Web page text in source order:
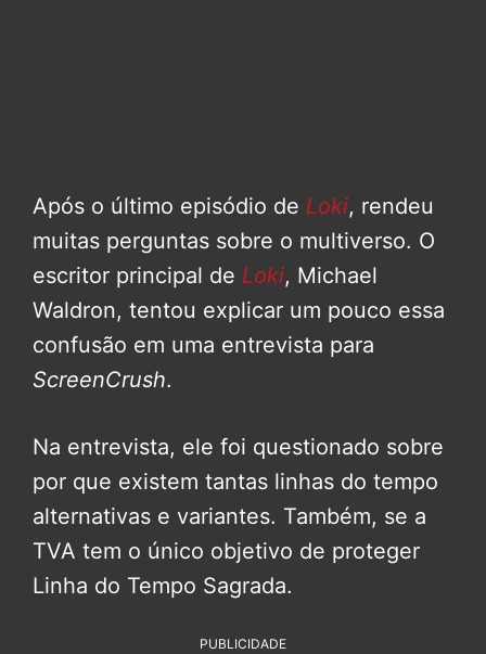
Após o último episódio de Loki, rendeu
muitas perguntas sobre o multiverso. O
escritor principal de Loki, Michael
Waldron, tentou explicar um pouco essa
confusão em uma entrevista para
ScreenCrush.
Na entrevista, ele foi questionado sobre
por que existem tantas linhas do tempo
alternativas e variantes. Também, se a
TVA tem o único objetivo de proteger
Linha do Tempo Sagrada.
PUBLICIDADE